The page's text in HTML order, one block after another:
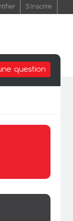
S'inscrire
question